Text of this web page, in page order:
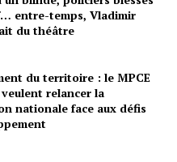
entre-temps, Vladimir
du théâtre
du territoire : le MPCE
relancer la
nationale face aux défis